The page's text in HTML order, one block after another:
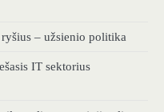
– užsienio politika
IT sektorius